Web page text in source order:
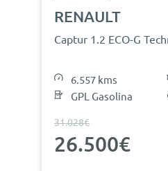
RENAULT
Captur 1.2 ECO-G
6.557 kms
GPL Gasolina
31.028€
26.500€